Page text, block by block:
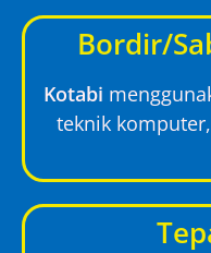
Bordir/
Kotabi
teknik